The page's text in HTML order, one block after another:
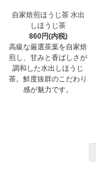
自家焙煎ほうじ茶 水出
しほうじ茶
860円(内税)
高級な厳選茶葉を自家焙
煎し、甘みと香ばしさが
調和した水出しほうじ
茶。鮮度抜群のこだわり
感が魅力です。